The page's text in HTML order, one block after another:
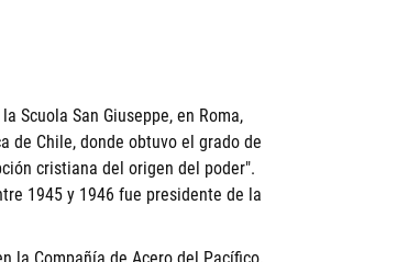
Scuola San Giuseppe, en Roma,
de Chile, donde obtuvo el grado de
cristiana del origen del poder".
1945 y 1946 fue presidente de la